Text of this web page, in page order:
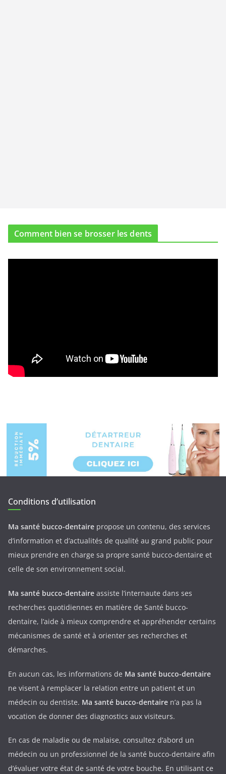
Comment bien se brosser les dents
Conditions d’utilisation
Ma santé bucco-dentaire propose un contenu, des services
d’information et d’actualités de qualité au grand public pour
mieux prendre en charge sa propre santé bucco-dentaire et
celle de son environnement social.
Ma santé bucco-dentaire assiste l’internaute dans ses
recherches quotidiennes en matière de Santé bucco-
dentaire, l’aide à mieux comprendre et appréhender certains
mécanismes de santé et à orienter ses recherches et
démarches.
En aucun cas, les informations de Ma santé bucco-dentaire
ne visent à remplacer la relation entre un patient et un
médecin ou dentiste. Ma santé bucco-dentaire n’a pas la
vocation de donner des diagnostics aux visiteurs.
En cas de maladie ou de malaise, consultez d’abord un
médecin ou un professionnel de la santé bucco-dentaire afin
d’évaluer votre état de santé de votre bouche. En utilisant ce